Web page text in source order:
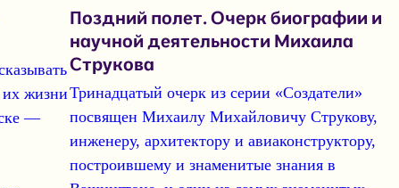
их жизни
—
Поздний полет. Очерк биографии и
научной деятельности Михаила
Струкова
Тринадцатый очеркиз серии «Создатели»
посвящен Михаилу Михайловичу Струкову,
инженеру, архитектору и авиаконструктору,
построившему и знаменитые знания в